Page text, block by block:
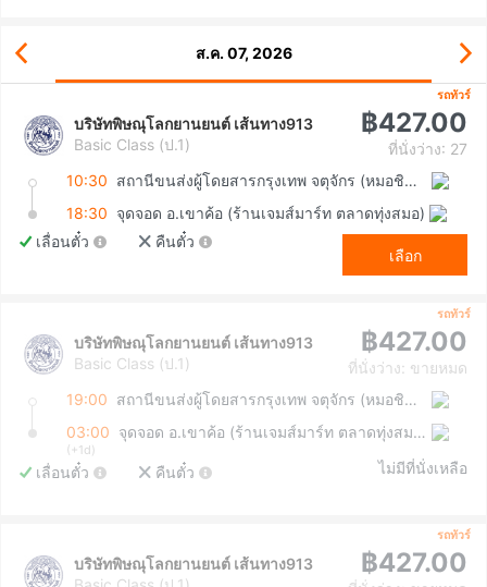
ส.ค. 07, 2026
รถทัวร์
บริษัทพิษณุโลกยานยนต์ เส้นทาง913
Basic Class (ป.1)
฿427.00
ที่นั่งว่าง: 27
10:30
สถานีขนส่งผู้โดยสารกรุงเทพ จตุจักร (หมอชิต2)
18:30 จุดจอด อ.เขาค้อ (ร้านเจมส์มาร์ท ตลาดทุ่งสมอ)
เลื่อนตั๋ว
คืนตั๋ว
เลือก
รถทัวร์
บริษัทพิษณุโลกยานยนต์ เส้นทาง913
Basic Class (ป.1)
฿427.00
ที่นั่งว่าง: ขายหมด
19:00
สถานีขนส่งผู้โดยสารกรุงเทพ จตุจักร (หมอชิต2)
03:00
จุดจอด อ.เขาค้อ (ร้านเจมส์มาร์ท ตลาดทุ่งสมอ)
(+1d)
เลื่อนตั๋ว คืนตั๋ว ไม่มีที่นั่งเหลือ
รถทัวร์
บริษัทพิษณุโลกยานยนต์ เส้นทาง913
฿427.00